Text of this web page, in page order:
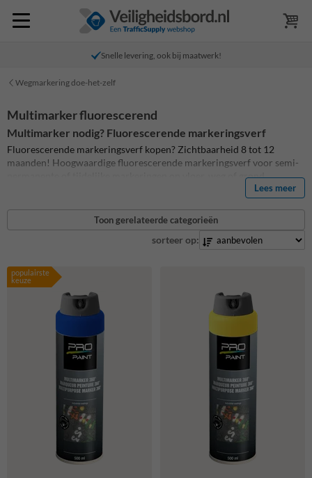
Snelle levering, ook bij maatwerk!
Wegmarkering doe-het-zelf
Multimarker fluorescerend
Multimarker nodig? Fluorescerende markeringsverf
Fluorescerende markeringsverf kopen? Zichtbaarheid 8 tot 12
maanden! Hoogwaardige fluorescerende markeringsverf voor semi-
permanente of tijdelijke markeringen op vloer, weg of grond.
Verkrijgbaar is verschillende fluorescerende kleuren met een zeer
hoge dekkingsgraad. Onze fluorescerende multimarkers zijn
milieuvriendelijk en bij uitstek geschikt voor signalering,
veiligheidsmarkering en kleurcoderingen. Dankzij het 360°
spuitventiel kunnen de markeersprays in alle gewenste richtingen
hier tussenin).
Lees meer
Toon gerelateerde categorieën
sorteer op:
populairste
keuze